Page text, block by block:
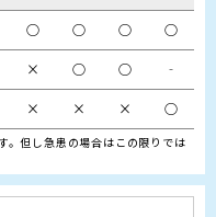
○ ○ ○ ○
× ○ ○ ‐
× × × ○
。但し急患の場合はこの限りでは